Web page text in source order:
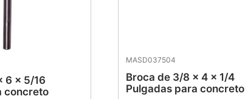
6 x 5/16
concreto
MASD037504
Broca de 3/8 x 4 x 1/4
Pulgadas para concreto